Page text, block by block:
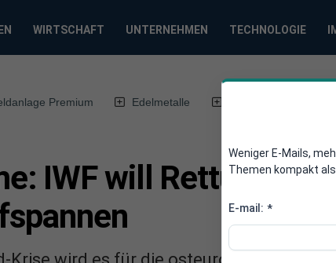
WIRTSCHAFT UNTERNEHMEN TECHNOLOGIE
Premium Edelmetalle
IWF will
Weniger E-Mails,
Themen kompakt
E-mail: *